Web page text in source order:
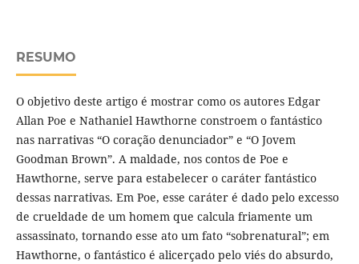
RESUMO
O objetivo deste artigo é mostrar como os autores Edgar
Allan Poe e Nathaniel Hawthorne constroem o fantástico
nas narrativas “O coração denunciador” e “O Jovem
Goodman Brown”. A maldade, nos contos de Poe e
Hawthorne, serve para estabelecer o caráter fantástico
dessas narrativas. Em Poe, esse caráter é dado pelo excesso
de crueldade de um homem que calcula friamente um
assassinato, tornando esse ato um fato “sobrenatural”; em
Hawthorne, o fantástico é alicerçado pelo viés do absurdo,